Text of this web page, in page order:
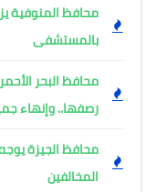
محافظ المنوفية
بالمستشفى
محافظ البحر
رصفها.. وإنهاء
محافظ الجيزة
المخالفين